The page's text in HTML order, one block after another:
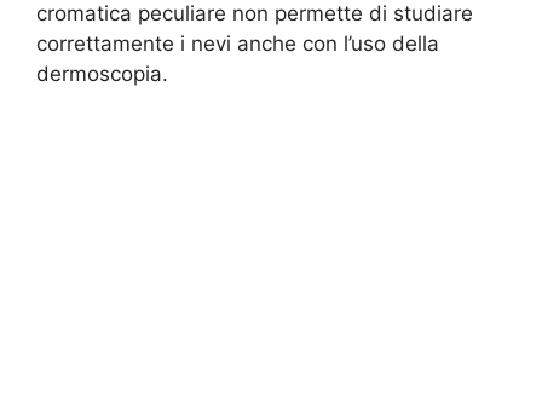
cromatica peculiare non permette di studiare
correttamente i nevi anche con l’uso della
dermoscopia.